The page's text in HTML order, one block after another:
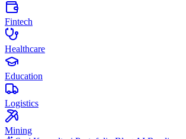
Fintech
Healthcare
Education
Logistics
Mining